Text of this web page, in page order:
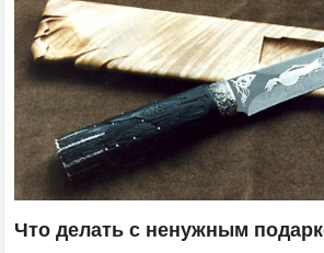
Что делать с ненужным